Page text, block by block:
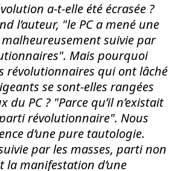
a-t-elle été écrasée ?
l’auteur, "le PC a mené une
suivie par
Mais pourquoi
révolutionnaires qui ont lâché
se sont-elles rangées
du PC ? "Parce qu’il n’existait
révolutionnaire". Nous
d’une pure tautologie.
par les masses, parti non
la manifestation d’une